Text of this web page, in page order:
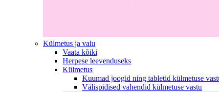
Külmetus ja valu
Vaata kõiki
Herpese leevenduseks
Külmetus
Kuumad joogid ning tabletid külmetuse
Välispidised vahendid külmetuse vastu